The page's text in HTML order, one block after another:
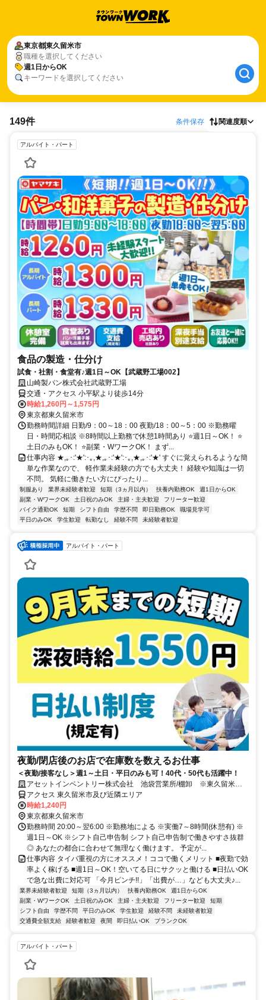
東京都東久留米市
職種を選択してください
週1日からOK
キーワードを選択してください
149件 条件保存 関連度順
アルバイト・パート
食品の製造・仕分け
試食・社割・食堂有♪週1日～OK【武蔵野工場002】
山崎製パン株式会社武蔵野工場
交通・アクセス 小平駅より徒歩14分
時給1,260円～1,575円
東京都東久留米市
勤務時間詳細 日勤/9：00～18：00 夜勤/18：00～5：00 ※勤務曜
日・時間応相談 ※8時間以上勤務で休憩1時間あり ⭐週1日～OK！ ⭐
土日のみもOK！ ⭐副業・WワークOK！ まず...
仕事内容 ★,｡･:'★':･｡,★,｡･:'★':･｡,★,｡･:'★' すぐに覚えられるような簡
単な作業なので、 軽作業未経験の方でも大丈夫！ 経験や知識は一切
不問。 気軽に働きたい方にぴったり...
制服あり 業界未経験者歓迎 短期（3ヵ月以内） 扶養内勤務OK
週1日からOK
副業・WワークOK
土日祝のみOK 主婦・主夫歓迎
フリーター歓迎
バイク通勤OK
短期 シフト自由 学歴不問 即日勤務OK
職場見学可
平日のみOK
学生歓迎 転勤なし 経験不問 未経験者歓迎
アルバイト・パート
夜勤/閉店後のお店で在庫数を数えるお仕事
＜夜勤/接客なし＞週1～土日・平日のみも可！40代・50代も活躍中！
アセットインベントリー株式会社 池袋営業所/棚卸 ※東久留米エ
リア管轄
アクセス 東久留米市及び近隣エリア
時給1,240円
東京都東久留米市
勤務時間 20:00～翌6:00 ※勤務地による ※実働7～8時間(休憩有) ※
週1日～OK ※シフト自己申告制 シフト自己申告制で働きやすさ抜群
◎ あなたの都合に合わせて無理なく働けます。 予定が...
仕事内容 タイパ重視の方にオススメ！ココで働くメリット ■夜勤で効
率よく稼げる ■週1日～OK！空いてる日にサクッと働ける ■日払いOK
で急な出費に対応可 「今月ピンチ!!」「出費が…」なども大丈夫♪...
業界未経験者歓迎 短期（3ヵ月以内） 扶養内勤務OK
週1日からOK
副業・WワークOK
土日祝のみOK 主婦・主夫歓迎 フリーター歓迎
短期
シフト自由
学歴不問 平日のみOK 学生歓迎 経験不問
未経験者歓迎
交通費全額支給
経験者歓迎 夜間 即日払いOK ブランクOK
アルバイト・パート